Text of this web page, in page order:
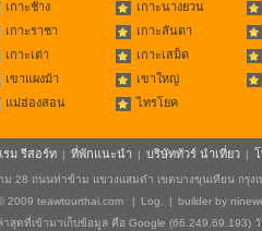
เกาะช้าง เกาะนางยวน
เกาะราชา เกาะลันตา
เกาะเต่า เกาะเสม็ด
เขาแผงม้า เขาใหญ่
แม่ฮ่องสอน ไทรโยค
รม รีสอร์ท | ที่พักแนะนำ | บริษัททัวร์ นำเที่ยว |
28 ถนนท่าข้าม แขวงแสมดำ เขตบางขุนเทียน กรุง
2009 teawtourthai.com | Log. | builder by
สุดที่เข้ามาเก็บข้อมูล คือ Google (66.249.69.193) วั